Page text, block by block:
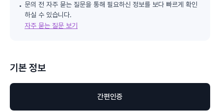
문의 전 자주 묻는 질문을 통해 필요하신 정보를 보다 빠르게 확인
하실 수 있습니다.
자주 묻는 질문 보기
기본 정보
간편인증